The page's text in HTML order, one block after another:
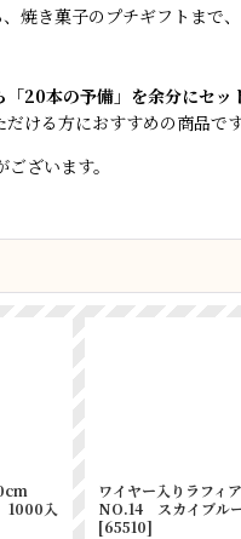
き菓子のプチギフトまで
「20本の予備」を余分にセッ
ける方におすすめの商品です
ざいます。
入
ワイヤー入りラフ
NO.14 スカイブル
[65510]